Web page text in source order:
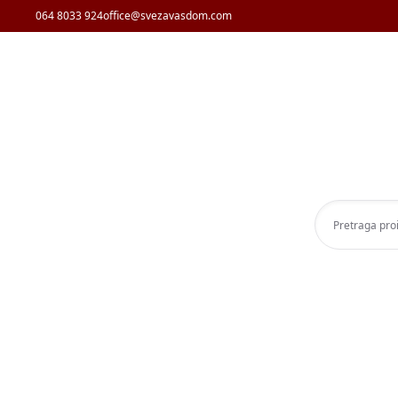
064 8033 924office@svezavasdom.com